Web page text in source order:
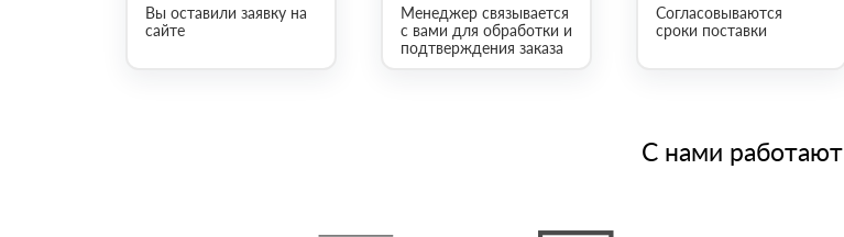
Вы оставили заявку на
сайте
Менеджер связывается
с вами для обработки и
подтверждения заказа
Согласовываются
сроки поставки
С нами работают